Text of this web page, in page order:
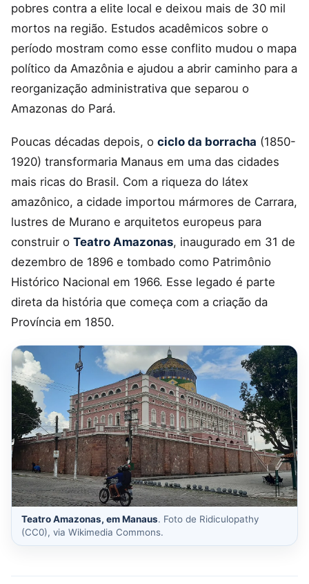
pobres contra a elite local e deixou mais de 30 mil
mortos na região. Estudos acadêmicos sobre o
período mostram como esse conflito mudou o mapa
político da Amazônia e ajudou a abrir caminho para a
reorganização administrativa que separou o
Amazonas do Pará.
Poucas décadas depois, o ciclo da borracha (1850-
1920) transformaria Manaus em uma das cidades
mais ricas do Brasil. Com a riqueza do látex
amazônico, a cidade importou mármores de Carrara,
lustres de Murano e arquitetos europeus para
construir o Teatro Amazonas, inaugurado em 31 de
dezembro de 1896 e tombado como Patrimônio
Histórico Nacional em 1966. Esse legado é parte
direta da história que começa com a criação da
Província em 1850.
Teatro Amazonas, em Manaus. Foto de Ridiculopathy
(CC0), via Wikimedia Commons.